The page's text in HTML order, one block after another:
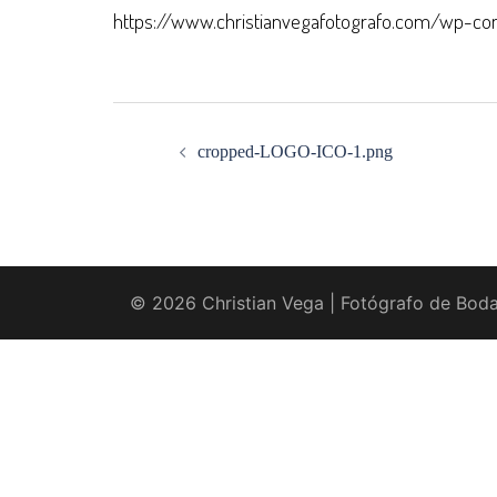
https://www.christianvegafotografo.com/wp-
Navegación
cropped-LOGO-ICO-1.png
© 2026 Christian Vega | Fotógrafo de